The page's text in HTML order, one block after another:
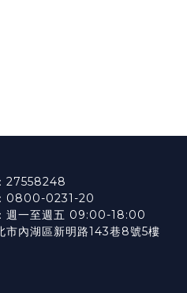
27558248
：0800-0231-20
週一至週五 09:00-18:00
市內湖區新明路143巷8號5樓